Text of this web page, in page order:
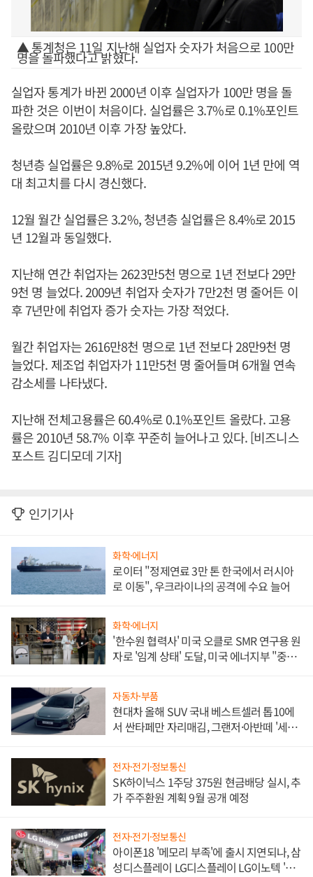
▲ 통계청은 11일 지난해 실업자 숫자가 처음으로 100만
명을 돌파했다고 밝혔다.
실업자 통계가 바뀐 2000년 이후 실업자가 100만 명을 돌
파한 것은 이번이 처음이다. 실업률은 3.7%로 0.1%포인트
올랐으며 2010년 이후 가장 높았다.
청년층 실업률은 9.8%로 2015년 9.2%에 이어 1년 만에 역
대 최고치를 다시 경신했다.
12월 월간 실업률은 3.2%, 청년층 실업률은 8.4%로 2015
년 12월과 동일했다.
지난해 연간 취업자는 2623만5천 명으로 1년 전보다 29만
9천 명 늘었다. 2009년 취업자 숫자가 7만2천 명 줄어든 이
후 7년만에 취업자 증가 숫자는 가장 적었다.
월간 취업자는 2616만8천 명으로 1년 전보다 28만9천 명
늘었다. 제조업 취업자가 11만5천 명 줄어들며 6개월 연속
감소세를 나타냈다.
지난해 전체고용률은 60.4%로 0.1%포인트 올랐다. 고용
률은 2010년 58.7% 이후 꾸준히 늘어나고 있다. [비즈니스
포스트 김디모데 기자]
인기기사
화학·에너지
로이터 "정제연료 3만 톤 한국에서 러시아
로 이동", 우크라이나의 공격에 수요 늘어
화학·에너지
'한수원 협력사' 미국 오클로 SMR 연구용 원
자로 '임계 상태' 도달, 미국 에너지부 "중요
자동차·부품
현대차 올해 SUV 국내 베스트셀러 톱10에
서 싼타페만 자리매김, 그랜저·아반떼 '세단
전자·전기·정보통신
SK하이닉스 1주당 375원 현금배당 실시, 추
가 주주환원 계획 9월 공개 예정
전자·전기·정보통신
아이폰18 '메모리 부족'에 출시 지연되나, 삼
성디스플레이 LG디스플레이 LG이노텍 '탈